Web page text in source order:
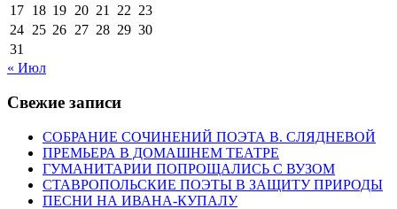
17 18 19 20 21 22 23
24 25 26 27 28 29 30
31
« Июл
Свежие записи
СОБРАНИЕ СОЧИНЕНИЙ ПОЭТА В. СЛЯДНЕВОЙ
ПРЕМЬЕРА В ДОМАШНЕМ ТЕАТРЕ
ГУМАНИТАРИИ ПОПРОЩАЛИСЬ С ВУЗОМ
СТАВРОПОЛЬСКИЕ ПОЭТЫ В ЗАЩИТУ ПРИРОДЫ
ПЕСНИ НА ИВАНА-КУПАЛУ